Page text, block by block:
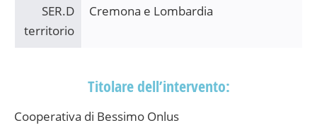
SER.D
territorio
Cremona e Lombardia
Titolare dell’intervento:
Cooperativa di Bessimo Onlus